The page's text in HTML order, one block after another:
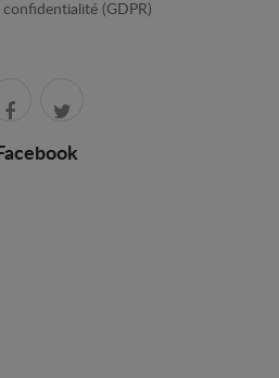
confidentialité (GDPR)
Facebook